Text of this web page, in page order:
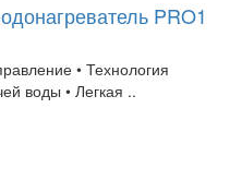
PRO1
• Технология
воды • Легкая ..